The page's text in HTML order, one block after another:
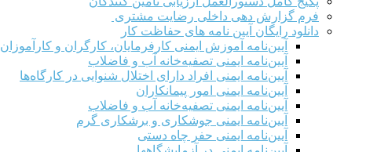
فرم گزارش دهی داخلی رضایت مشتری
دانلود رایگان آیین نامه های حفاظت کار
آیین‌نامه آموزش ایمنی کارفرمایان، کارگران و کارآموزان
آیین‌نامه ایمنی تصفیه‌خانه آب و فاضلاب
آیین‌نامه ایمنی افراد دارای اختلال شنوایی در کارگاه‌ها
آیین‌نامه ایمنی امور پیمانکاران
آیین‌نامه ایمنی تصفیه‌خانه آب و فاضلاب
آیین‌نامه ایمنی جوشکاری و برشکاری گرم
آیین‌نامه ایمنی حفر چاه دستی